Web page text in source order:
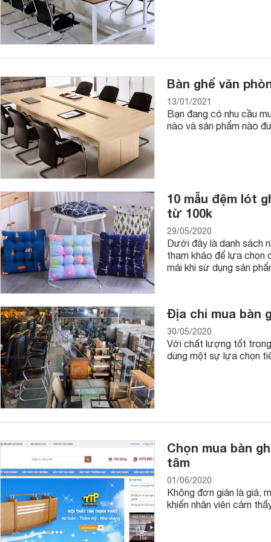
thoải mái cho nhân viên.
Ghế phòng họp: Ghế phòng họp sẽ được chọn lựa phụ
nhiều cổ đông thì chất lượng phòng họp sẽ càng được
Ghế chức năng là khái niệm còn nhiều người chưa biết
thể dụng,...
Ghế massage: Ghế massage thường được sử dụng với
cho người sử dụng. Không những vậy ghế massage còn
ngồi quá lâu mà không thay đổi tư thế.
Ghế tập thể dụng: Ghế tập thể dục thường là các loại ghế
bụng săn chắc, sức khỏe ổn định.
Bàn ghế văn
13/01/2021
Bạn đang có nhu cầu
nào và sản phẩm nào
10 mẫu đệm lót
từ 100k
29/05/2020
Dưới đây là danh sách
tham khảo để lựa chọn
mái khi sử dụng sản
Địa chỉ mua bàn
30/05/2020
Với chất lượng tốt
dùng một sự lựa chọn
Chọn mua bàn
tâm
01/06/2020
Không đơn giản là giá,
khiến nhân viên cảm